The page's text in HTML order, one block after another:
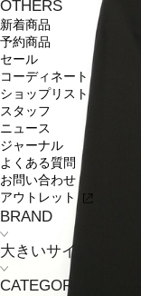
OTHERS
新着商品
予約商品
セール
コーディネート
ショップリスト
スタッフ
ニュース
ジャーナル
よくある質問
お問い合わせ
アウトレット
BRAND
大きいサイズ
CATEGORY